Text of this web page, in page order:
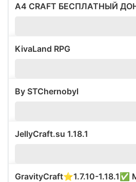
KivaLand RPG
By STChernobyl
JellyCraft.su 1.18.1